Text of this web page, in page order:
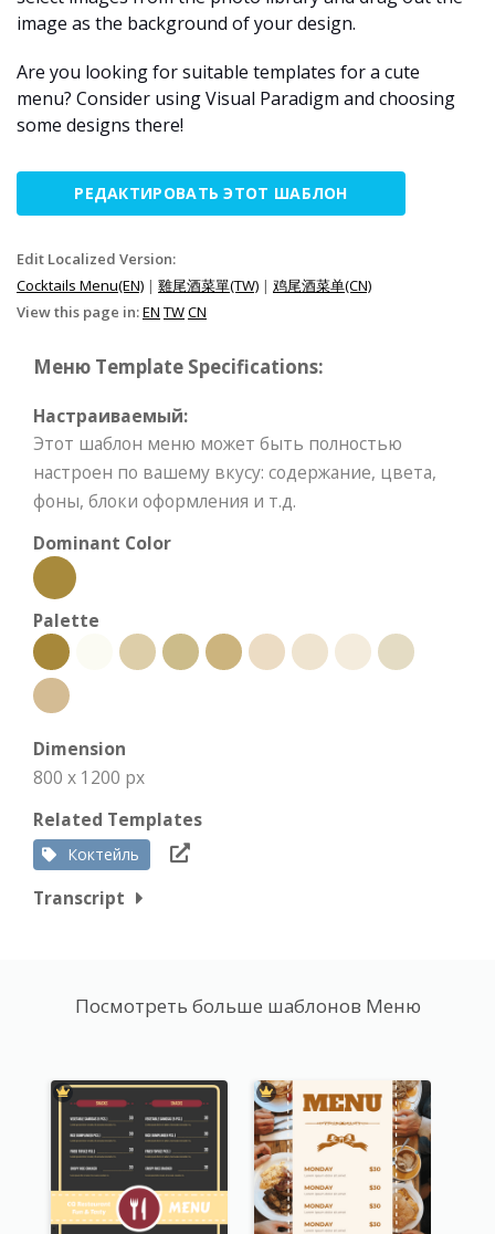
image as the background of your design.
Are you looking for suitable templates for a cute
menu? Consider using Visual Paradigm and choosing
some designs there!
РЕДАКТИРОВАТЬ ЭТОТ ШАБЛОН
Edit Localized Version:
Cocktails Menu(EN) | 雞尾酒菜單(TW) | 鸡尾酒菜单(CN)
View this page in:EN TWCN
Меню Template Specifications:
Настраиваемый:
Этот шаблон меню может быть полностью
настроен по вашему вкусу: содержание, цвета,
фоны, блоки оформления и т.д.
Dominant Color
Palette
Dimension
800 x 1200 px
Related Templates
Коктейль
Transcript
Посмотреть больше шаблонов Меню